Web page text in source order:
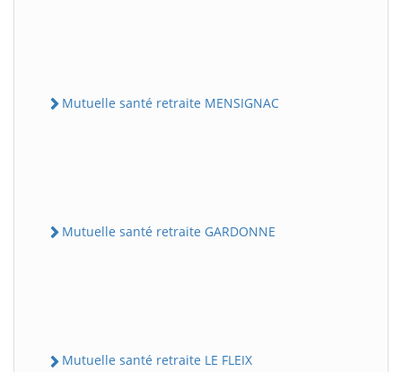
Mutuelle santé retraite MENSIGNAC
Mutuelle santé retraite GARDONNE
Mutuelle santé retraite LE FLEIX